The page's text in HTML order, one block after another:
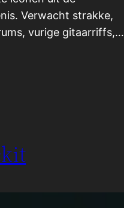
Verwacht strakke,
vurige gitaarriffs,…